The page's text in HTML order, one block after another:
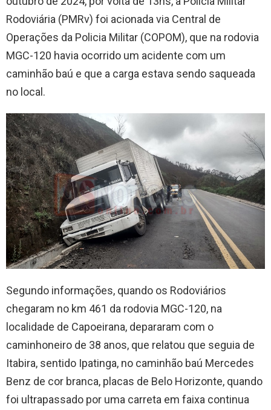
Rodoviária (PMRv) foi acionada via Central de
Operações da Policia Militar (COPOM), que na rodovia
MGC-120 havia ocorrido um acidente com um
caminhão baú e que a carga estava sendo saqueada
no local.
Segundo informações, quando os Rodoviários
chegaram no km 461 da rodovia MGC-120, na
localidade de Capoeirana, depararam com o
caminhoneiro de 38 anos, que relatou que seguia de
Itabira, sentido Ipatinga, no caminhão baú Mercedes
Benz de cor branca, placas de Belo Horizonte, quando
foi ultrapassado por uma carreta em faixa continua